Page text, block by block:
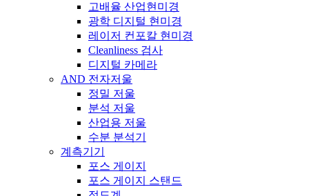
고배율 산업현미경
광학 디지털 현미경
레이저 컨포칼 현미경
Cleanliness 검사
디지털 카메라
AND 전자저울
정밀 저울
분석 저울
산업용 저울
수분 분석기
계측기기
포스 게이지
포스 게이지 스탠드